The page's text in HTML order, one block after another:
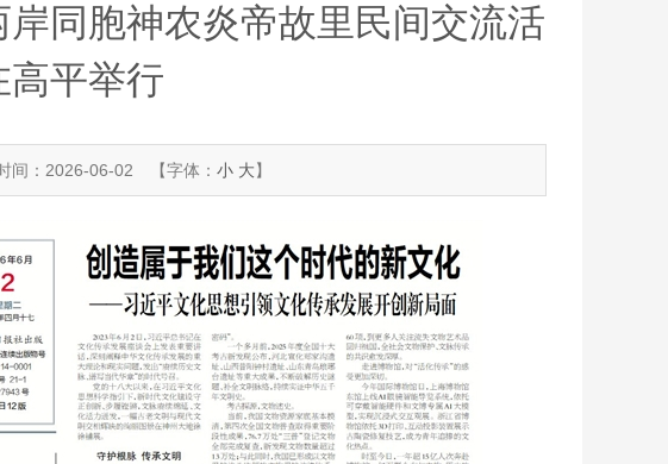
同胞神农炎帝故里民间交流活
高平举行
间：2026-06-02 【字体：小 大】